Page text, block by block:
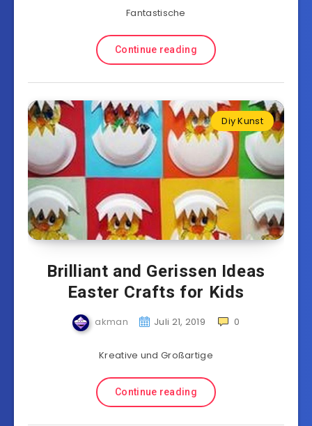
Fantastische
Continue reading
Diy Kunst
Brilliant and Gerissen Ideas
Easter Crafts for Kids
akman Juli 21, 2019 0
Kreative und Großartige
Continue reading